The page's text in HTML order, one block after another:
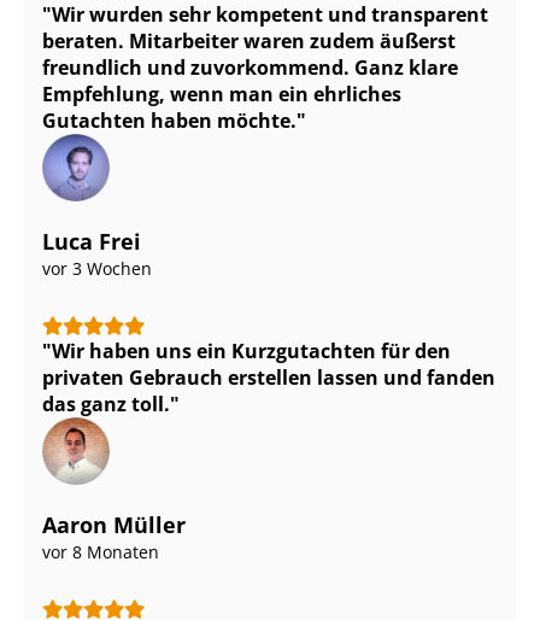
Wir wurden sehr kompetent und transparent
beraten. Mitarbeiter waren zudem äußerst
freundlich und zuvorkommend. Ganz klare
Empfehlung, wenn man ein ehrliches
Gutachten haben möchte.
Luca Frei
vor 3 Wochen
Wir haben uns ein Kurzgutachten für den
privaten Gebrauch erstellen lassen und fanden
das ganz toll.
Aaron Müller
vor 8 Monaten